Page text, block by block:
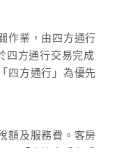
作業，由四方通行
四方通行交易完成
四方通行」為優先
額及服務費。客房